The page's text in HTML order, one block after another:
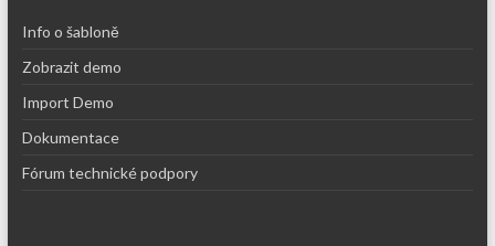
Info o šabloně
Zobrazit demo
Import Demo
Dokumentace
Fórum technické podpory